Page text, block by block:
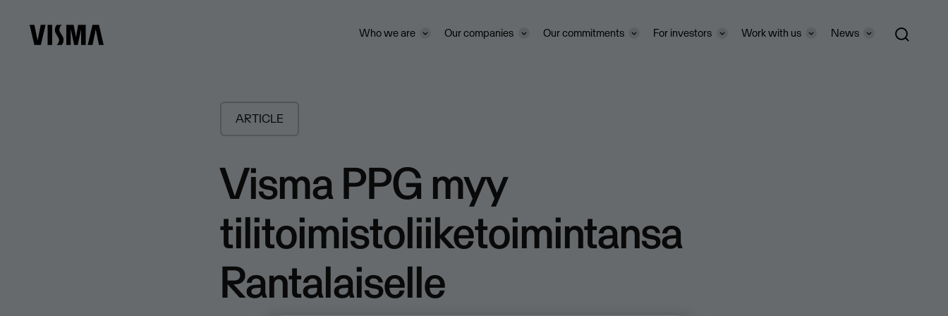
Who we are Our companies Our commitments For investors Work with us News
ARTICLE
Visma PPG myy
tilitoimistoliiketoimintansa
Rantalaiselle